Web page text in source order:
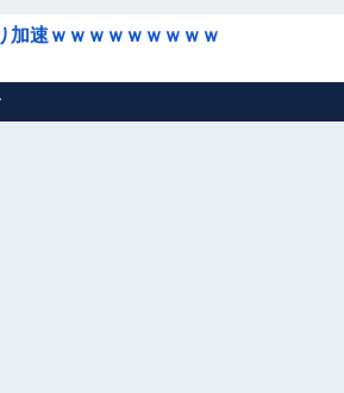
加速ｗｗｗｗｗｗｗｗｗ
RSS